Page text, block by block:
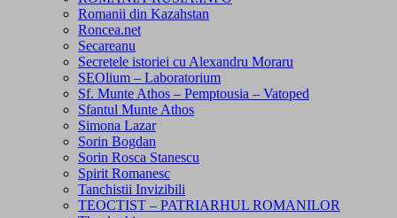
Romanii din Kazahstan
Roncea.net
Secareanu
Secretele istoriei cu Alexandru Moraru
SEOlium – Laboratorium
Sf. Munte Athos – Pemptousia – Vatoped
Sfantul Munte Athos
Simona Lazar
Sorin Bogdan
Sorin Rosca Stanescu
Spirit Romanesc
Tanchistii Invizibili
TEOCTIST – PATRIARHUL ROMANILOR